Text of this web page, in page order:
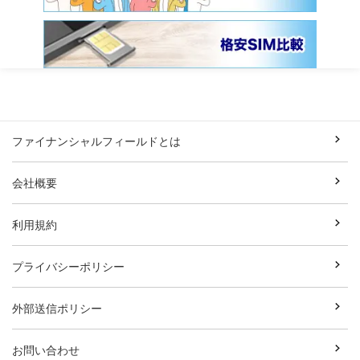
ファイナンシャルフィールドとは
会社概要
利用規約
プライバシーポリシー
外部送信ポリシー
お問い合わせ